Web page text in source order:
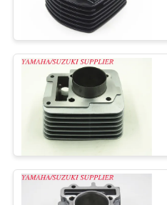
PRIVACY
POLICY